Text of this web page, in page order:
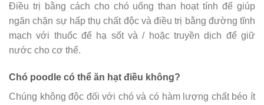
Điều trị bằng cách cho chó uống than hoạt tính để giúp
ngăn chặn sự hấp thụ chất độc và điều trị bằng đường tĩnh
mạch với thuốc để hạ sốt và / hoặc truyền dịch để giữ
nước cho cơ thể.
Chó poodle có thể ăn hạt điều không?
Chúng không độc đối với chó và có hàm lượng chất béo ít